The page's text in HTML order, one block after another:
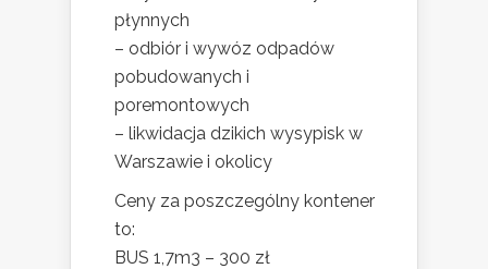
płynnych
– odbiór i wywóz odpadów
pobudowanych i
poremontowych
– likwidacja dzikich wysypisk w
Warszawie i okolicy
Ceny za poszczególny kontener
to:
BUS 1,7m3 – 300 zł